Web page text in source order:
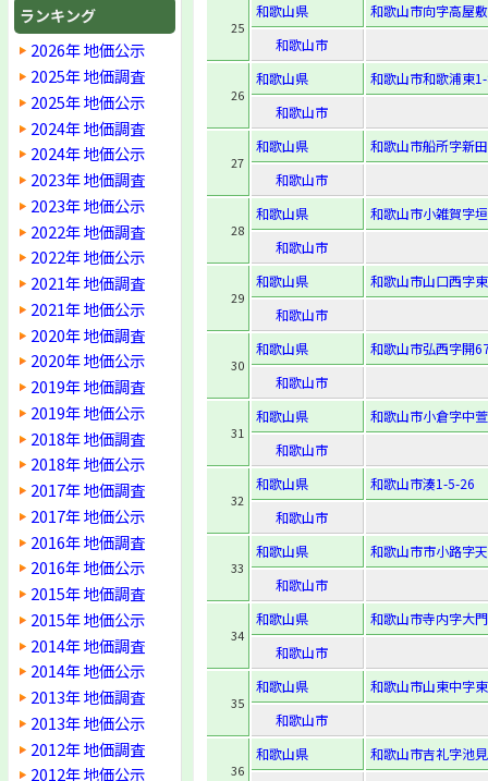
ランキング
2026年 地価公示
2025年 地価調査
2025年 地価公示
2024年 地価調査
2024年 地価公示
2023年 地価調査
2023年 地価公示
2022年 地価調査
2022年 地価公示
2021年 地価調査
2021年 地価公示
2020年 地価調査
2020年 地価公示
2019年 地価調査
2019年 地価公示
2018年 地価調査
2018年 地価公示
2017年 地価調査
2017年 地価公示
2016年 地価調査
2016年 地価公示
2015年 地価調査
2015年 地価公示
2014年 地価調査
2014年 地価公示
2013年 地価調査
2013年 地価公示
2012年 地価調査
2012年 地価公示
25
和歌山県
和歌山市向字高屋
和歌山市
26
和歌山県
和歌山市和歌浦東
和歌山市
27
和歌山県
和歌山市船所字新
和歌山市
28
和歌山県
和歌山市小雑賀字
和歌山市
29
和歌山県
和歌山市山口西字
和歌山市
30
和歌山県
和歌山市弘西字開
和歌山市
31
和歌山県
和歌山市小倉字中
和歌山市
32
和歌山県
和歌山市湊1-5-26
和歌山市
33
和歌山県
和歌山市市小路字
和歌山市
34
和歌山県
和歌山市寺内字大
和歌山市
35
和歌山県
和歌山市山東中字
和歌山市
36
和歌山県
和歌山市吉礼字池